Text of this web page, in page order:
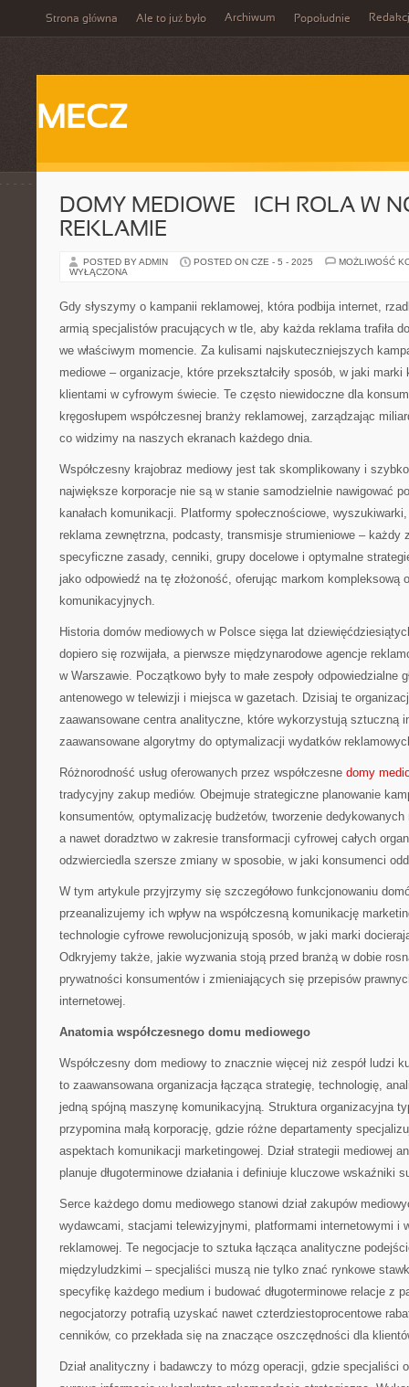
Strona główna Ale to już było Archiwum Popołudnie
MECZ
DOMY MEDIOWE – ICH ROLA W
REKLAMIE
POSTED BY ADMIN POSTED ON CZE - 5 - 2025
MOŻLIWOŚĆ
WYŁĄCZONA
Gdy słyszymy o kampanii reklamowej, która podbija internet,
armią specjalistów pracujących w tle, aby każda reklama trafiła
we właściwym momencie. Za kulisami najskuteczniejszych
mediowe – organizacje, które przekształciły sposób, w jaki
klientami w cyfrowym świecie. Te często niewidoczne dla
kręgosłupem współczesnej branży reklamowej, zarządzając
co widzimy na naszych ekranach każdego dnia.
Współczesny krajobraz mediowy jest tak skomplikowany i
największe korporacje nie są w stanie samodzielnie nawigować
kanałach komunikacji. Platformy społecznościowe,
reklama zewnętrzna, podcasty, transmisje strumieniowe – każdy
specyficzne zasady, cenniki, grupy docelowe i optymalne
jako odpowiedź na tę złożoność, oferując markom kompleksową
komunikacyjnych.
Historia domów mediowych w Polsce sięga lat
dopiero się rozwijała, a pierwsze międzynarodowe agencje
w Warszawie. Początkowo były to małe zespoły odpowiedzialne
antenowego w telewizji i miejsca w gazetach. Dzisiaj te
zaawansowane centra analityczne, które wykorzystują sztuczną
zaawansowane algorytmy do optymalizacji wydatków
Różnorodność usług oferowanych przez współczesne domy
tradycyjny zakup mediów. Obejmuje strategiczne planowanie
konsumentów, optymalizację budżetów, tworzenie
a nawet doradztwo w zakresie transformacji cyfrowej całych
odzwierciedla szersze zmiany w sposobie, w jaki konsumenci
W tym artykule przyjrzymy się szczegółowo funkcjonowaniu
przeanalizujemy ich wpływ na współczesną komunikację
technologie cyfrowe rewolucjonizują sposób, w jaki marki
Odkryjemy także, jakie wyzwania stoją przed branżą w dobie
prywatności konsumentów i zmieniających się przepisów
internetowej.
Anatomia współczesnego domu mediowego
Współczesny dom mediowy to znacznie więcej niż zespół ludzi
to zaawansowana organizacja łącząca strategię, technologię,
jedną spójną maszynę komunikacyjną. Struktura organizacyjna
przypomina małą korporację, gdzie różne departamenty
aspektach komunikacji marketingowej. Dział strategii mediowej
planuje długoterminowe działania i definiuje kluczowe wskaźniki
Serce każdego domu mediowego stanowi dział zakupów
wydawcami, stacjami telewizyjnymi, platformami internetowymi i
reklamowej. Te negocjacje to sztuka łącząca analityczne
międzyludzkimi – specjaliści muszą nie tylko znać rynkowe
specyfikę każdego medium i budować długoterminowe relacje z
negocjatorzy potrafią uzyskać nawet czterdziestoprocentowe
cenników, co przekłada się na znaczące oszczędności dla
Dział analityczny i badawczy to mózg operacji, gdzie specjaliści